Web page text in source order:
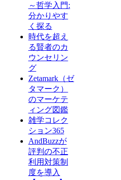
～哲学入門:
分かりやす
く探る
時代を超え
る賢者のカ
ウンセリン
グ
Zetamark（ゼ
タマーク）
のマーケテ
ィング図鑑
雑学コレク
ション365
AndBuzzが
評判の不正
利用対策制
度を導入